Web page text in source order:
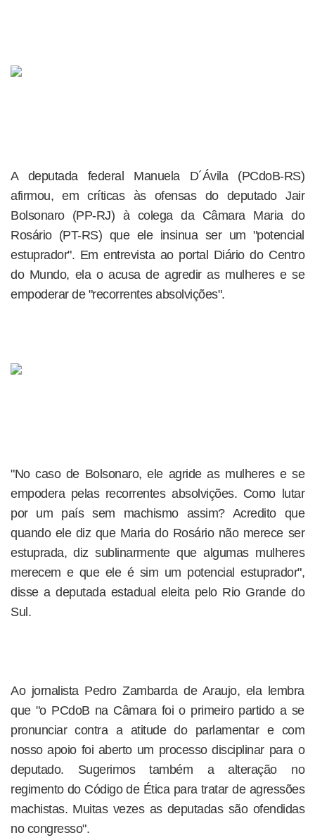
A deputada federal Manuela D´Ávila (PCdoB-RS)
afirmou, em críticas às ofensas do deputado Jair
Bolsonaro (PP-RJ) à colega da Câmara Maria do
Rosário (PT-RS) que ele insinua ser um "potencial
estuprador". Em entrevista ao portal Diário do Centro
do Mundo, ela o acusa de agredir as mulheres e se
empoderar de "recorrentes absolvições".
"No caso de Bolsonaro, ele agride as mulheres e se
empodera pelas recorrentes absolvições. Como lutar
por um país sem machismo assim? Acredito que
quando ele diz que Maria do Rosário não merece ser
estuprada, diz sublinarmente que algumas mulheres
merecem e que ele é sim um potencial estuprador",
disse a deputada estadual eleita pelo Rio Grande do
Sul.
Ao jornalista Pedro Zambarda de Araujo, ela lembra
que "o PCdoB na Câmara foi o primeiro partido a se
pronunciar contra a atitude do parlamentar e com
nosso apoio foi aberto um processo disciplinar para o
deputado. Sugerimos também a alteração no
regimento do Código de Ética para tratar de agressões
machistas. Muitas vezes as deputadas são ofendidas
no congresso".